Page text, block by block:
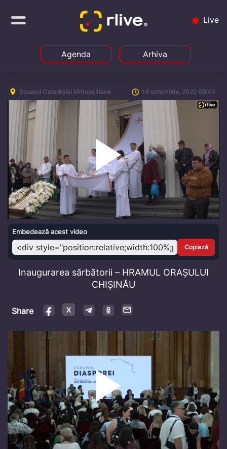
Live
Agenda Arhiva
Scuarul Catedralei Mitropolitane 14 octombrie, 2022 09:40
Play
Video
Embedează acest video
Copiază
Inaugurarea sărbătorii – HRAMUL ORAȘULUI
CHIȘINĂU
Share